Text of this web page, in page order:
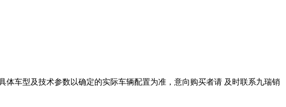
车型及技术参数以确定的实际车辆配置为准，意向购买者请 及时联系九瑞销